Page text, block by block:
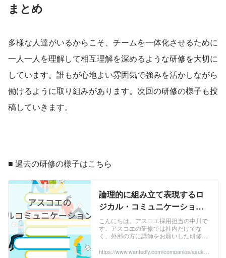
まとめ
多様な人達がいるからこそ、チームを一体化させるために
一人一人を理解して相互理解を深めるような研修を大切に
しています。誰もが心地よい雰囲気で強みを活かしながら
働けるように取り組みがあります。次回の研修の様子も投
稿していきます。
■ 過去の研修の様子はこちら
論理的に組み立て表現するロ
ジカル・コミュニケーション
研修の様子｜【研修】 | 株式会
社アスコエパートナーズ
こんにちは。アスコエ採用担当の中川で
す。アスコエの研修では社内だけでな
く、外部の方に講師をお願いした研修も
ーション研修です。伝える内容や達成す
https://www.wantedly.com/companies/asuko